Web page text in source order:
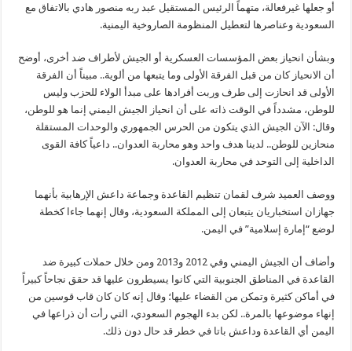
أو جعلها غيرفعالة، متهماً الرئيس المستقيل عبد ربه منصور هادي بالاتفاق مع
السعودية وعناصرها لتعطيل المنظومة الصاروخية اليمنية.
وبشأن انحياز بعض المؤسسات العسكرية أو الجيش لأطراف ضد أخرى، أوضح
أن الانحياز كان من قبل الفرقة الأولى وما يتبعها من ألوية.. مبيناً أن الفرقة
الأولى قد انحازت إلى طرف وربت أفرادها على مبدأ الولاء للحزب وليس
للوطن، مشدداً في الوقت ذاته على أن انحياز الجيش اليمني إنما هو للوطن،
وقال: الآن الجيش الذي يتكون من الحرس الجمهوري والوحدات المستقلة
منحازين للوطن.. لدينا هدف واحد وهو محاربة العدوان.. داعياً كافة القوى
الداخلية إلى التوحد في محاربة العدوان.
ووصف العميد شرف لقمان تنظيم القاعدة وجماعة داعش الإرهابية بأنهما
جهازان استخباريان يتبعان إلى المملكة السعودية، وقال إنهما جاءا كخطة
لوضع “إمارة إسلامية” في اليمن.
وأضاف أن الجيش اليمني وفي 2012 و2013 ومن خلال حملات كبيرة ضد
القاعدة في المناطق الجنوبية التي كانوا يسيطرون عليها قد حقق نجاحاً كبيراً
في أماكن كثيرة وتمكن من القضاء عليها؛ وقال إنه كان كان قاب قوسين من
إنهاء موضوعها بالمرة.. لكن بدء الهجوم السعودي، التي رأت أن ذراعها في
اليمن أي القاعدة وداعش باتا في خطر قد حال دون ذلك.